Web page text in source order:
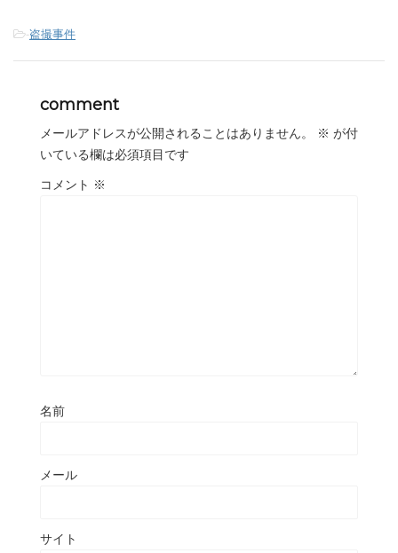
-盗撮事件
comment
メールアドレスが公開されることはありません。 ※ が付
いている欄は必須項目です
コメント ※
名前
メール
サイト